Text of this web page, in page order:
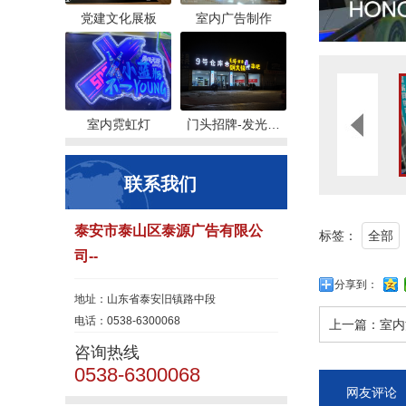
党建文化展板 室内广告制作
室内霓虹灯 门头招牌-发光…
联系我们
泰安市泰山区泰源广告有限公
司--
地址：山东省泰安旧镇路中段
电话：0538-6300068
咨询热线
0538-6300068
标签： 全部
分享到：
上一篇： 室
网友评论